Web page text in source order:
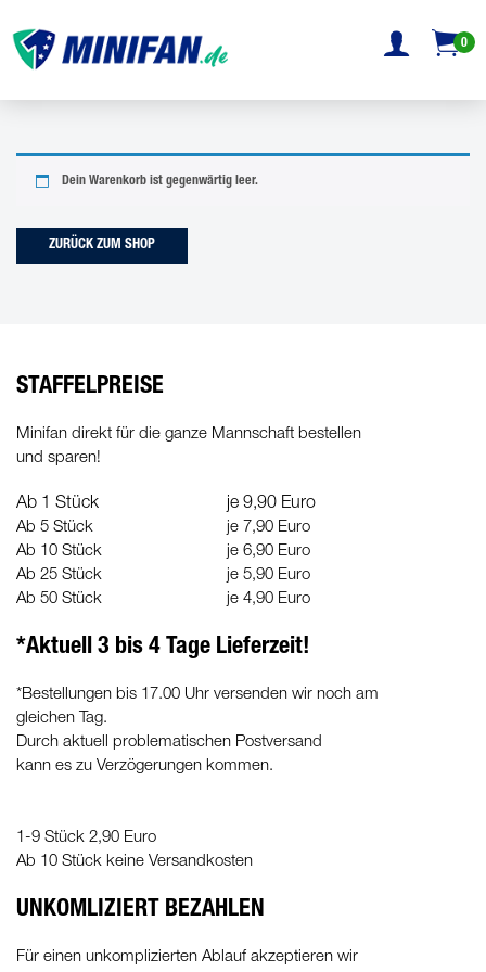
0
Dein Warenkorb ist gegenwärtig leer.
ZURÜCK ZUM SHOP
STAFFELPREISE
Minifan direkt für die ganze Mannschaft bestellen
und sparen!
Ab 1 Stück je 9,90 Euro
Ab 5 Stück
je 7,90 Euro
Ab 10 Stück
je 6,90 Euro
Ab 25 Stück
je 5,90 Euro
Ab 50 Stück
je 4,90 Euro
*Aktuell 3 bis 4 Tage Lieferzeit!
*Bestellungen bis 17.00 Uhr versenden wir noch am
gleichen Tag.
Durch aktuell problematischen Postversand
kann es zu Verzögerungen kommen.
1-9 Stück 2,90 Euro
Ab 10 Stück keine Versandkosten
UNKOMLIZIERT BEZAHLEN
Für einen unkomplizierten Ablauf akzeptieren wir